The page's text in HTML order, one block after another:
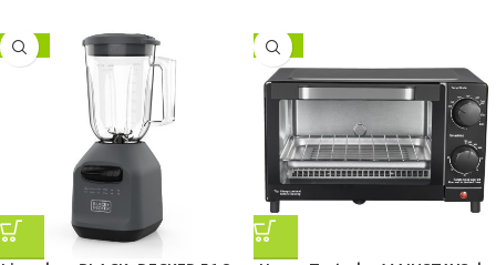
de
-20% -18%